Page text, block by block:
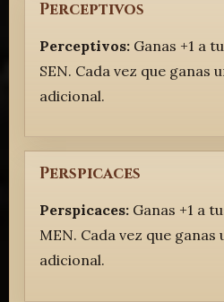
Perceptivos
Perceptivos:Ganas +1 a
SEN. Cada vez que ganas
adicional.
Perspicaces
Perspicaces:Ganas +1 a
MEN. Cada vez que ganas
adicional.